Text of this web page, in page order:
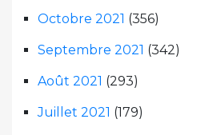
Octobre 2021 (356)
Septembre 2021 (342)
Août 2021 (293)
Juillet 2021 (179)